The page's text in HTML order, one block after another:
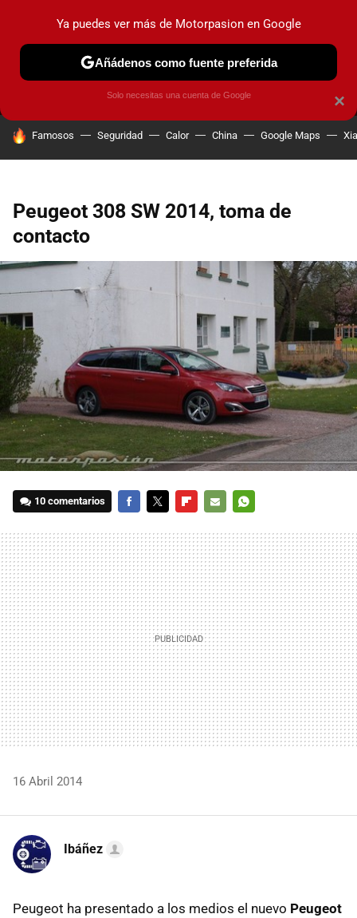
MENÚ NUEVO
COCHES ELÉCTRICOS OBSERVATORIO
HOY SE HABLA DE
Famosos Seguridad Calor China Google Maps
Peugeot 308 SW 2014, toma de
contacto
10 comentarios
MAIL
16 Abril 2014
Ibáñez
Peugeot ha presentado a los medios el nuevo Peugeot
×
Ya puedes ver más de Motorpasion en Google
Añádenos como fuente preferida
Solo necesitas una cuenta de Google